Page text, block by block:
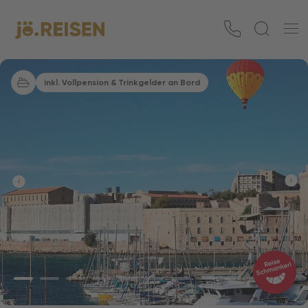
inkl. Vollpension & Trinkgelder an Bord